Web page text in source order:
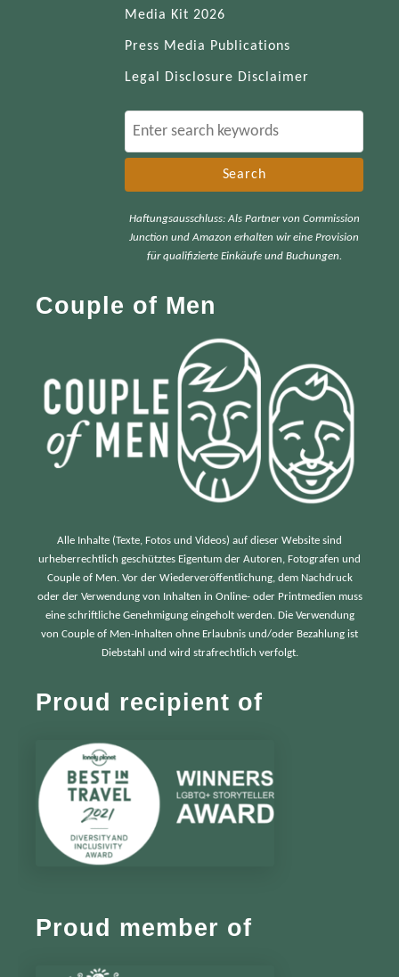
Media Kit 2026
Press Media Publications
Legal Disclosure Disclaimer
e
cHaftungsausschluss: Als Partner von Commission
Junction und Amazon erhalten wir eine Provision
für qualifizierte Einkäufe und Buchungen.
Couple of Men
Alle Inhalte (Texte, Fotos und Videos) auf dieser Website sind
urheberrechtlich geschütztes Eigentum der Autoren, Fotografen und
Couple of Men. Vor der Wiederveröffentlichung, dem Nachdruck
oder der Verwendung von Inhalten in Online- oder Printmedien muss
eine schriftliche Genehmigung eingeholt werden. Die Verwendung
von Couple of Men-Inhalten ohne Erlaubnis und/oder Bezahlung ist
Diebstahl und wird strafrechtlich verfolgt.
Proud recipient of
Proud member of